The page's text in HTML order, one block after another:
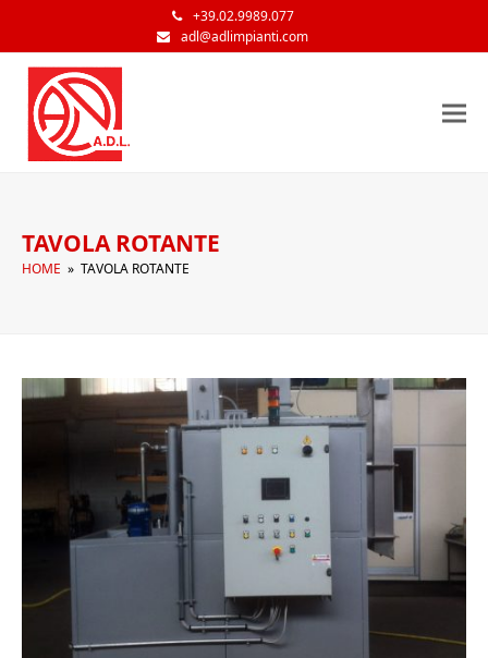
+39.02.9989.077
adl@adlimpianti.com
TAVOLA ROTANTE
HOME » TAVOLA ROTANTE